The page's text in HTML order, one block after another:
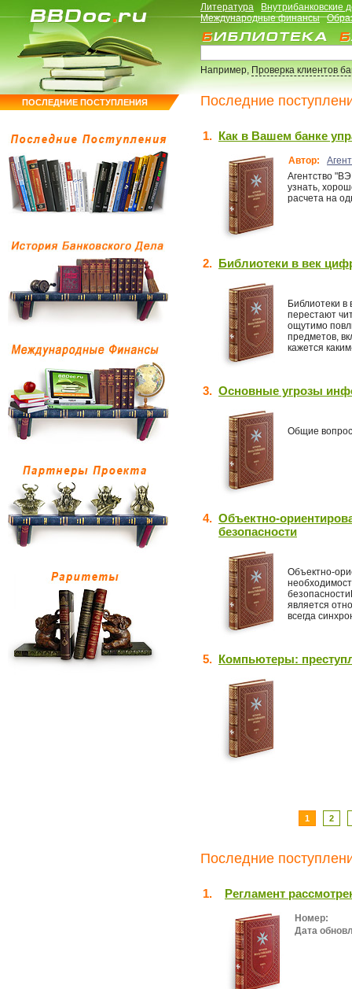
ПОСЛЕДНИЕ ПОСТУПЛЕНИЯ
Литература
Внутрибанковские
Международные финансы
Например,Проверка клиентов
Последние
1. Как в Вашем банке
Автор:
Агентство
узнать,
расчета на
2. Библиотеки в век
Библиотеки
перестают
ощутимо
предметов,
кажется
3. Основные угрозы
Общие
4. Объектно-
безопасности
Объектно-
является
всегда
5. Компьютеры:
1 2
Последние
1. Регламент
Номер:
Дата